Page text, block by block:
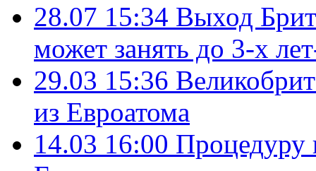
28.07 15:34 Выход
может занять до 3-х
29.03 15:36
из Евроатома
14.03 16:00 Процедуру